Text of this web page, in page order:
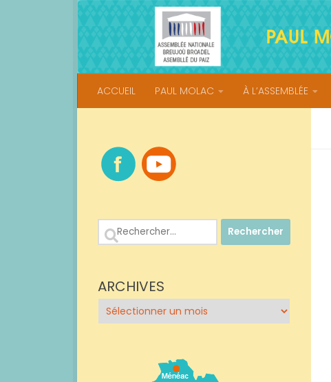
Skip to content
ACCUEIL PAUL MOLAC À L’ASSEMBLÉE
Rechercher :
ARCHIVES
Archives